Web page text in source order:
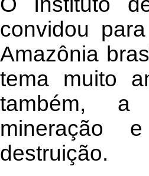
convidou
Amazônia
tema muito
também, a
mineração
destruição.